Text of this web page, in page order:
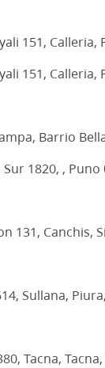
151, Calleria,
151, Calleria,
Barrio
1820, , Puno
131, Canchis,
Sullana,
Tacna,